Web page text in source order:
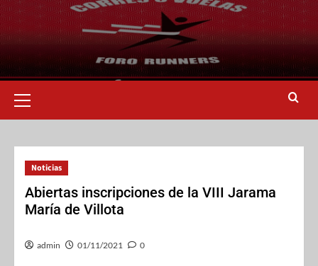
Noticias
Abiertas inscripciones de la VIII Jarama
María de Villota
admin 01/11/2021 0